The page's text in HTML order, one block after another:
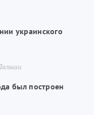
украинского
был построен